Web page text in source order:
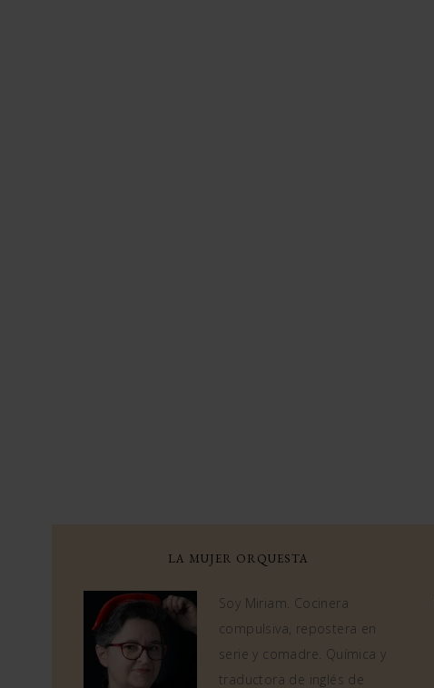
LA MUJER ORQUESTA
Soy Miriam. Cocinera
compulsiva, repostera en
serie y comadre. Química y
traductora de inglés de